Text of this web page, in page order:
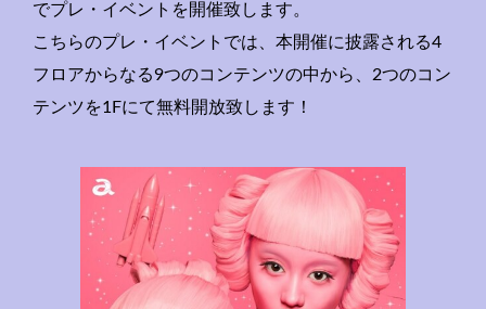
でプレ・イベントを開催致します。
こちらのプレ・イベントでは、 本開催に披露される4
フロアからなる9つのコンテンツの中から、2つのコン
テンツを1Fにて無料開放致します！